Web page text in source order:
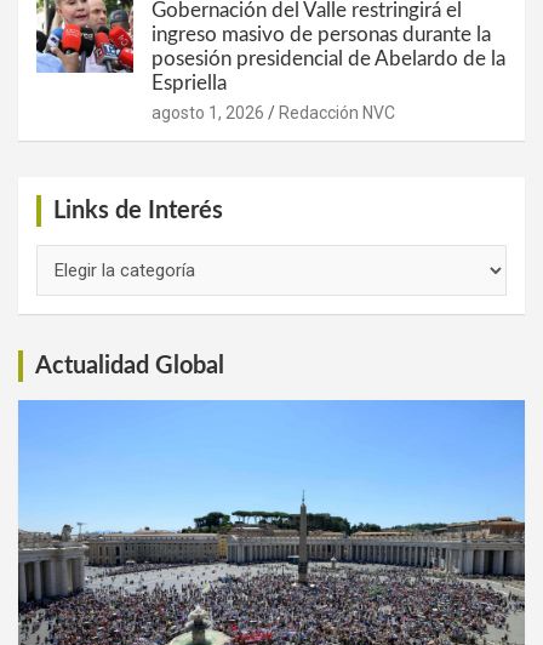
Gobernación del Valle restringirá el
ingreso masivo de personas durante la
posesión presidencial de Abelardo de la
Espriella
agosto 1, 2026 Redacción NVC
Links de Interés
Actualidad Global